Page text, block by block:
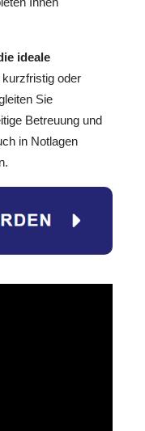
ideale
oder
Sie
Betreuung und
in Notlagen